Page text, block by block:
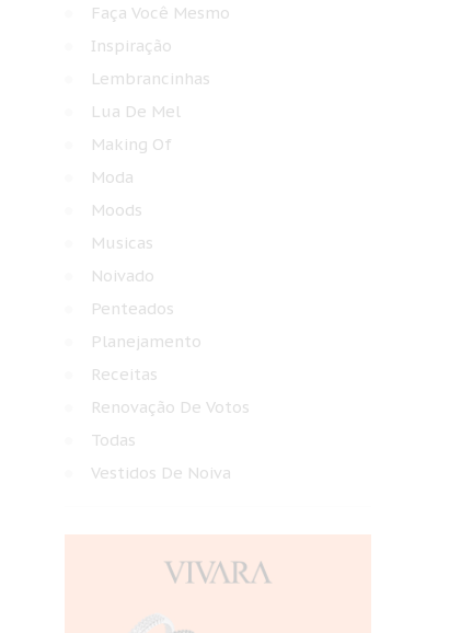
Faça Você Mesmo
Inspiração
Lembrancinhas
Lua De Mel
Making Of
Moda
Moods
Musicas
Noivado
Penteados
Planejamento
Receitas
Renovação De Votos
Todas
Vestidos De Noiva